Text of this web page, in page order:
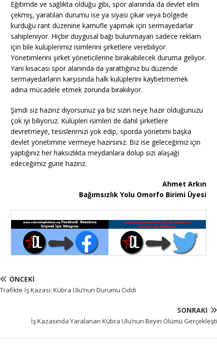
Eğitimde ve sağlıkta olduğu gibi, spor alanında da devlet elini
çekmiş, yaratılan durumu ise ya siyasi çıkar veya bölgede
kurduğu rant düzenine kamufle yapmak için sermayedarlar
sahipleniyor. Hiçbir duygusal bağı bulunmayan sadece reklam
için bile kulüplerimiz isimlerini şirketlere verebiliyor.
Yönetimlerini şirket yöneticilerine bırakabilecek duruma geliyor.
Yani kısacası spor alanında da yarattığınız bu düzende
sermayedarların karşısında halk kulüplerini kaybetmemek
adına mücadele etmek zorunda bırakılıyor.
Şimdi siz hazırız diyorsunuz ya biz sizin neye hazır olduğunuzu
çok iyi biliyoruz. Kulüpleri isimleri de dahil şirketlere
devretmeye, tesislerimizi yok edip, sporda yönetimi başka
devlet yönetimine vermeye hazırsınız. Biz ise geleceğimiz için
yaptığınız her haksızlıkta meydanlara dolup sizi alaşağı
edeceğimiz güne hazırız.
Ahmet Arkın
Bağımsızlık Yolu Omorfo Birimi Üyesi
ÖNCEKI
Trafikte İş Kazası: Kübra Ulu’nun Durumu Ciddi
SONRAKI
İş Kazasında Yaralanan Kübra Ulu’nun Beyin Ölümü Gerçekleşti